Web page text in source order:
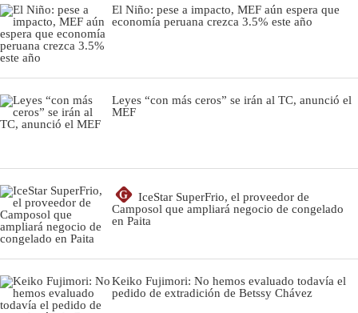
El Niño: pese a impacto, MEF aún espera que
economía peruana crezca 3.5% este año
Leyes “con más ceros” se irán al TC, anunció el
MEF
G
IceStar SuperFrio, el proveedor de
Camposol que ampliará negocio de congelado
en Paita
Keiko Fujimori: No hemos evaluado todavía el
pedido de extradición de Betssy Chávez